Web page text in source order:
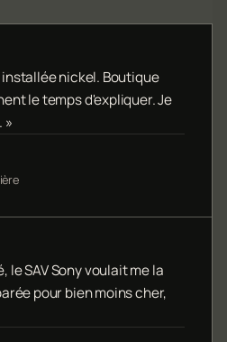
installée nickel. Boutique
le temps d'expliquer. Je
»
le SAV Sony voulait me la
pour bien moins cher,